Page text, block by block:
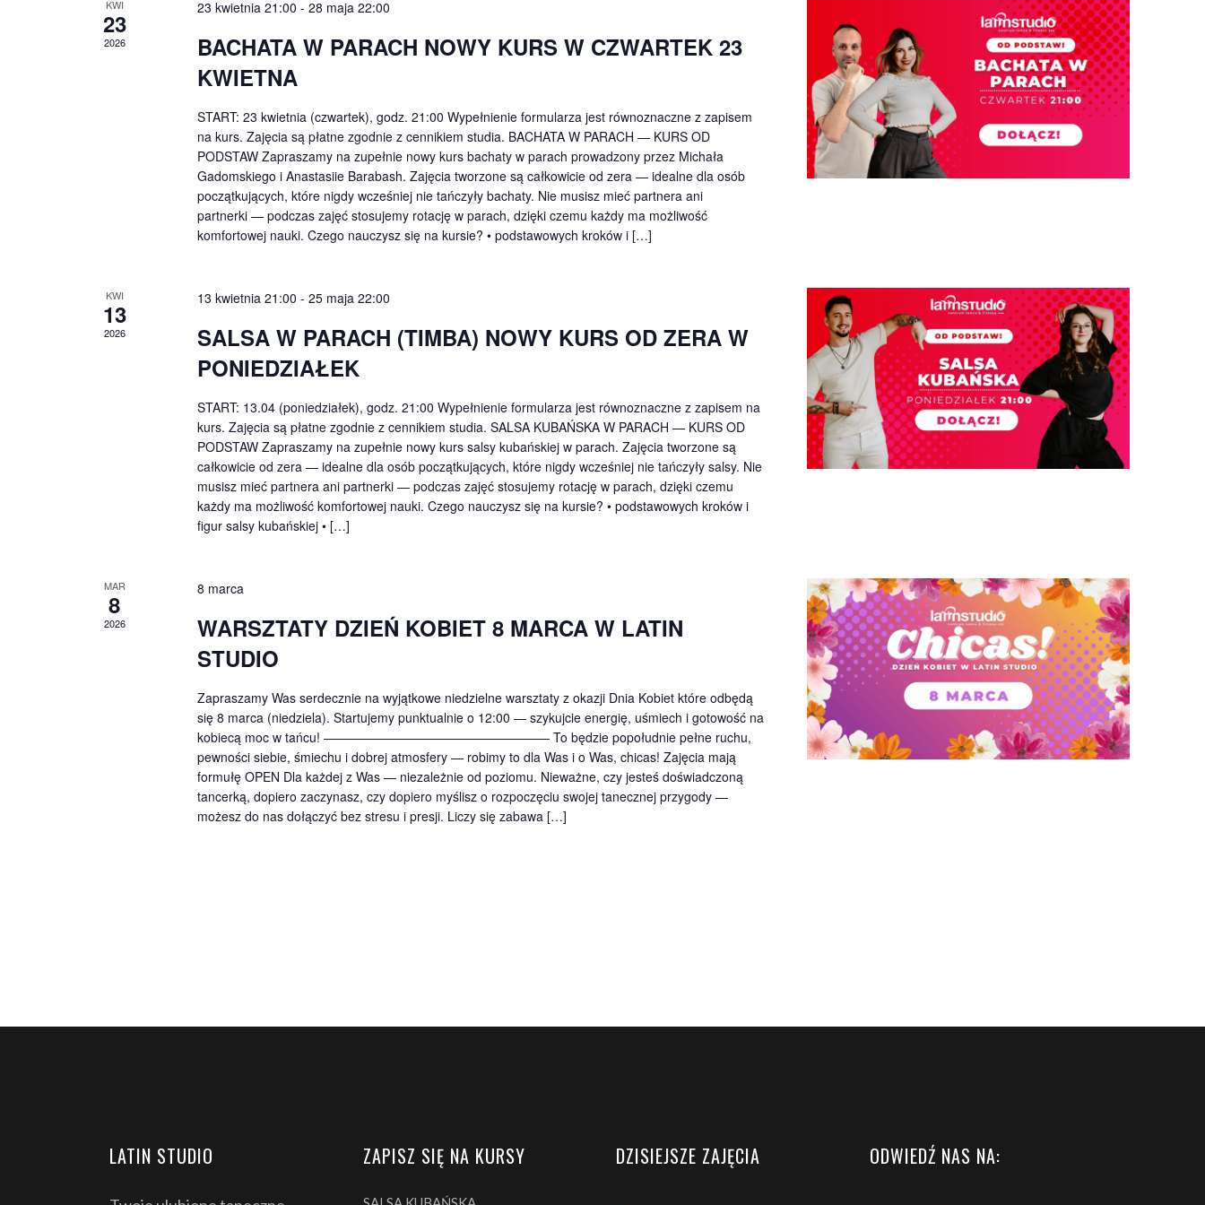
KWI
23
2026
23 kwietnia 21:00 - 28 maja 22:00
BACHATA W PARACH NOWY KURS W CZWARTEK 23
KWIETNA
START: 23 kwietnia (czwartek), godz. 21:00 Wypełnienie formularza jest równoznaczne z zapisem
na kurs. Zajęcia są płatne zgodnie z cennikiem studia. BACHATA W PARACH — KURS OD
PODSTAW Zapraszamy na zupełnie nowy kurs bachaty w parach prowadzony przez Michała
Gadomskiego i Anastasiie Barabash. Zajęcia tworzone są całkowicie od zera — idealne dla osób
początkujących, które nigdy wcześniej nie tańczyły bachaty. Nie musisz mieć partnera ani
partnerki — podczas zajęć stosujemy rotację w parach, dzięki czemu każdy ma możliwość
komfortowej nauki. Czego nauczysz się na kursie? • podstawowych kroków i […]
KWI
13
2026
13 kwietnia 21:00 - 25 maja 22:00
SALSA W PARACH (TIMBA) NOWY KURS OD ZERA W
PONIEDZIAŁEK
START: 13.04 (poniedziałek), godz. 21:00 Wypełnienie formularza jest równoznaczne z zapisem na
kurs. Zajęcia są płatne zgodnie z cennikiem studia. SALSA KUBAŃSKA W PARACH — KURS OD
PODSTAW Zapraszamy na zupełnie nowy kurs salsy kubańskiej w parach. Zajęcia tworzone są
całkowicie od zera — idealne dla osób początkujących, które nigdy wcześniej nie tańczyły salsy. Nie
musisz mieć partnera ani partnerki — podczas zajęć stosujemy rotację w parach, dzięki czemu
każdy ma możliwość komfortowej nauki. Czego nauczysz się na kursie? • podstawowych kroków i
figur salsy kubańskiej • […]
MAR
8
2026
8 marca
WARSZTATY DZIEŃ KOBIET 8 MARCA W LATIN
STUDIO
Zapraszamy Was serdecznie na wyjątkowe niedzielne warsztaty z okazji Dnia Kobiet które odbędą
się 8 marca (niedziela). Startujemy punktualnie o 12:00 — szykujcie energię, uśmiech i gotowość na
kobiecą moc w tańcu! —————————————————— To będzie popołudnie pełne ruchu,
pewności siebie, śmiechu i dobrej atmosfery — robimy to dla Was i o Was, chicas! Zajęcia mają
formułę OPEN Dla każdej z Was — niezależnie od poziomu. Nieważne, czy jesteś doświadczoną
tancerką, dopiero zaczynasz, czy dopiero myślisz o rozpoczęciu swojej tanecznej przygody —
możesz do nas dołączyć bez stresu i presji. Liczy się zabawa […]
LATIN STUDIO ZAPISZ SIĘ NA KURSY DZISIEJSZE ZAJĘCIA ODWIEDŹ NAS NA: